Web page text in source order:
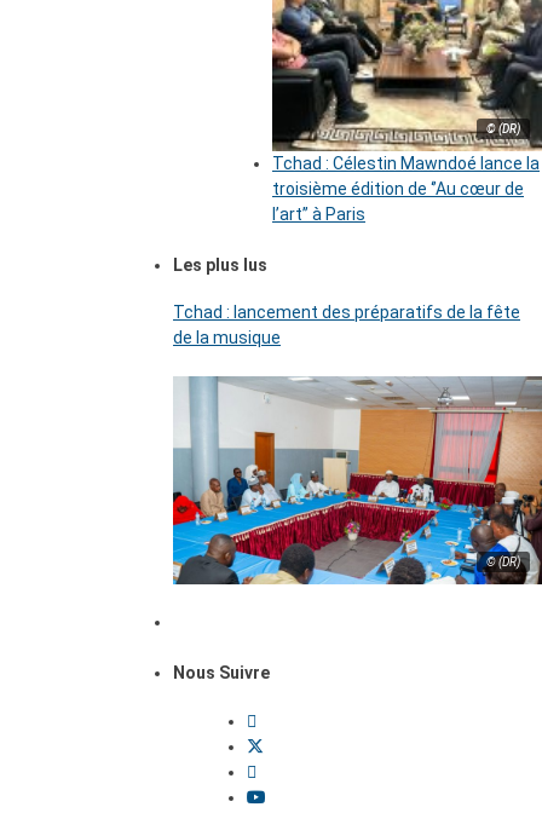
© (DR)
Tchad : Célestin Mawndoé lance la
troisième édition de ‘’Au cœur de
l’art’’ à Paris
Les plus lus
Tchad : lancement des préparatifs de la fête
de la musique
© (DR)
Nous Suivre